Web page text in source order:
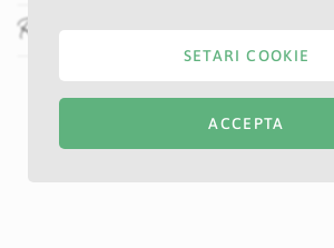
Recenzii
ACCEPTA
SETARI COOKIE